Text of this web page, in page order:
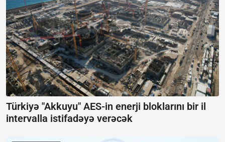
Türkiyə "Akkuyu" AES-in enerji bloklarını bir il
intervalla istifadəyə verəcək